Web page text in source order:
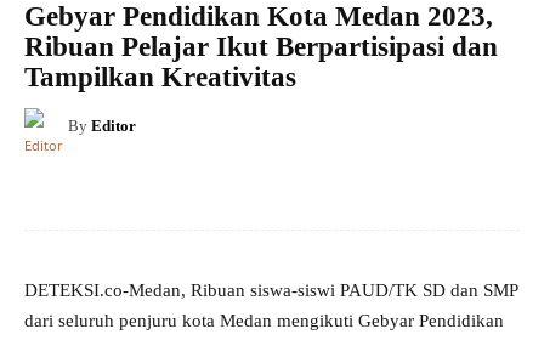
Gebyar Pendidikan Kota Medan 2023,
Ribuan Pelajar Ikut Berpartisipasi dan
Tampilkan Kreativitas
By Editor
DETEKSI.co-Medan, Ribuan siswa-siswi PAUD/TK SD dan SMP
dari seluruh penjuru kota Medan mengikuti Gebyar Pendidikan